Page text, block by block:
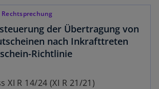
Rechtsprechung
der Übertragung von
nach Inkrafttreten
Richtlinie
XI R 14/24 (XI R 21/21)